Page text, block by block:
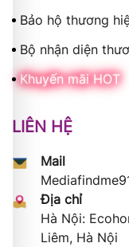
Bảo hộ thương
Bộ nhận diện
Khuyến mãi HOT
LIÊN HỆ
Mail
Địa chỉ
Hà Nội:
Liêm, Hà Nội